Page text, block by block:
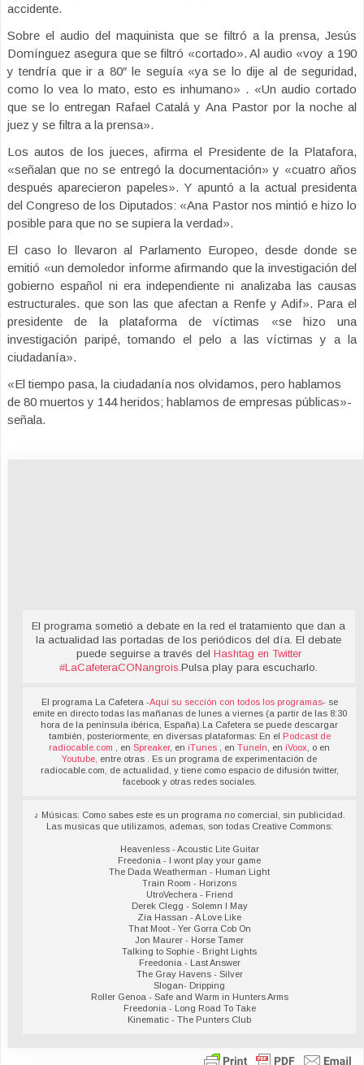
accidente.
Sobre el audio del maquinista que se filtró a la prensa, Jesús
Domínguez asegura que se filtró «cortado». Al audio «voy a 190
y tendría que ir a 80″ le seguía «ya se lo dije al de seguridad,
como lo vea lo mato, esto es inhumano» . «Un audio cortado
que se lo entregan Rafael Catalá y Ana Pastor por la noche al
juez y se filtra a la prensa».
Los autos de los jueces, afirma el Presidente de la Platafora,
«señalan que no se entregó la documentación» y «cuatro años
después aparecieron papeles». Y apuntó a la actual presidenta
del Congreso de los Diputados: «Ana Pastor nos mintió e hizo lo
posible para que no se supiera la verdad».
El caso lo llevaron al Parlamento Europeo, desde donde se
emitió «un demoledor informe afirmando que la investigación del
gobierno español ni era independiente ni analizaba las causas
estructurales. que son las que afectan a Renfe y Adif». Para el
presidente de la plataforma de víctimas «se hizo una
investigación paripé, tomando el pelo a las víctimas y a la
ciudadanía».
«El tiempo pasa, la ciudadanía nos olvidamos, pero hablamos
de 80 muertos y 144 heridos; hablamos de empresas públicas»-
señala.
El programa sometió a debate en la red el tratamiento que dan a
la actualidad las portadas de los periódicos del día. El debate
puede seguirse a través del Hashtag en Twitter
#LaCafeteraCONangrois .Pulsa play para escucharlo.
El programa La Cafetera -Aquí su sección con todos los programas- se
emite en directo todas las mañanas de lunes a viernes (a partir de las 8:30
hora de la península ibérica, España).La Cafetera se puede descargar
también, posteriormente, en diversas plataformas: En el Podcast de
radiocable.com
, enSpreaker, en iTunes , enTuneIn , en iVoox , o en
Youtube, entre otras . Es un programa de experimentación de
radiocable.com, de actualidad, y tiene como espacio de difusión twitter,
facebook y otras redes sociales.
♪ Músicas: Como sabes este es un programa no comercial, sin publicidad.
Las musicas que utilizamos, ademas, son todas Creative Commons:
Heavenless - Acoustic Lite Guitar
Freedonia - I wont play your game
The Dada Weatherman - Human Light
Train Room - Horizons
UtroVechera - Friend
Derek Clegg - Solemn I May
Zia Hassan - A Love Like
That Moot - Yer Gorra Cob On
Jon Maurer - Horse Tamer
Talking to Sophie - Bright Lights
Freedonia - Last Answer
The Gray Havens - Silver
Slogan- Dripping
Roller Genoa - Safe and Warm in Hunters Arms
Freedonia - Long Road To Take
Kinematic - The Punters Club